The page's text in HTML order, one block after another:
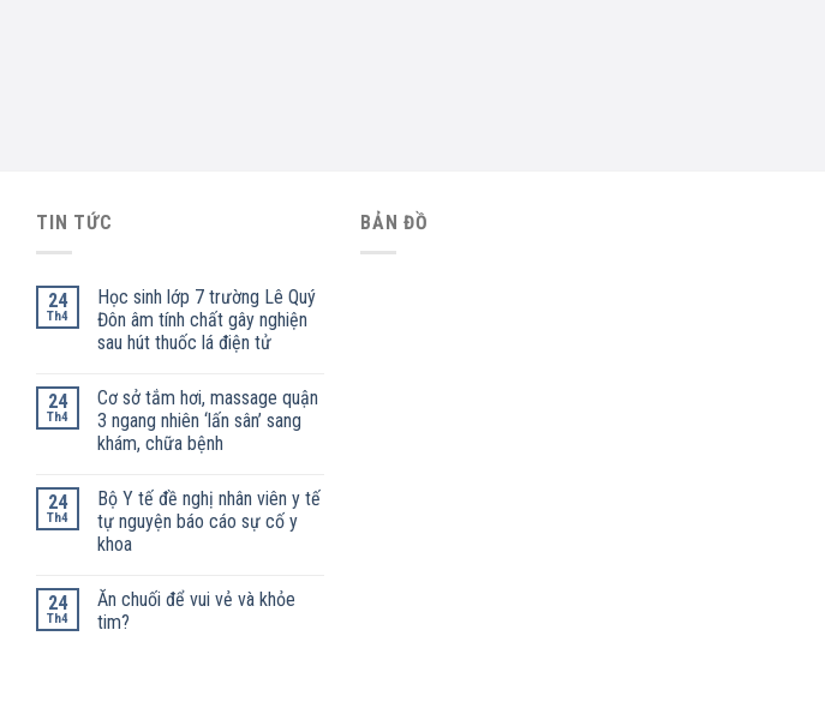
TIN TỨC
24
Th4
Học sinh lớp 7 trường Lê Quý
Đôn âm tính chất gây nghiện
sau hút thuốc lá điện tử
24
Th4
Cơ sở tắm hơi, massage quận
3 ngang nhiên ‘lấn sân’ sang
khám, chữa bệnh
24
Th4
Bộ Y tế đề nghị nhân viên y tế
tự nguyện báo cáo sự cố y
khoa
24
Th4
Ăn chuối để vui vẻ và khỏe
tim?
BẢN ĐỒ